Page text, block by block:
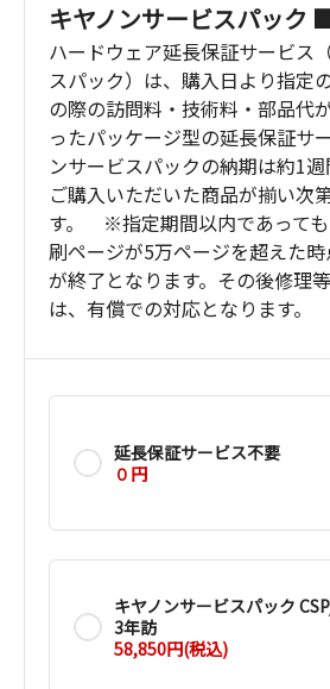
キヤノンサービスパック
ハードウェア延長保証サービス
スパック）は、購入日より指定
の際の訪問料・技術料・部品代
ったパッケージ型の延長保証サ
ンサービスパックの納期は約1
ご購入いただいた商品が揃い次
す。 ※指定期間以内であって
刷ページが5万ページを超えた
が終了となります。その後修理
は、有償での対応となります。
延長保証サービス不要
０円
キヤノンサービスパック
3年訪
58,850円(税込)